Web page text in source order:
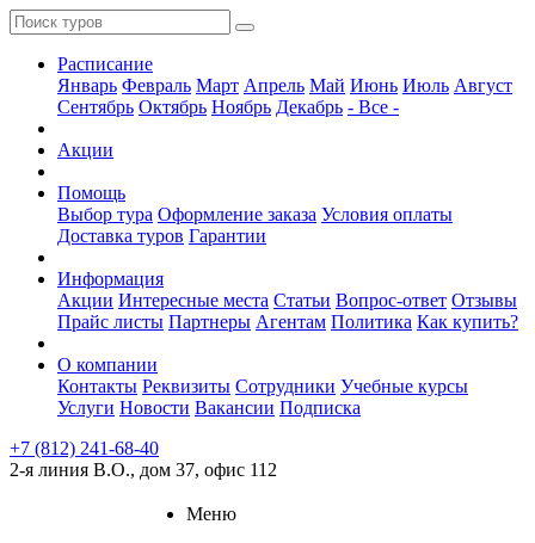
Расписание
Январь Февраль Март Апрель Май Июнь Июль Август
Сентябрь Октябрь Ноябрь Декабрь - Все -
Акции
Помощь
Выбор тура Оформление заказа Условия оплаты
Доставка туров Гарантии
Информация
Акции Интересные места Статьи Вопрос-ответ Отзывы
Прайс листы Партнеры Агентам Политика Как купить?
О компании
Контакты Реквизиты Сотрудники Учебные курсы
Услуги Новости Вакансии Подписка
+7 (812) 241-68-40
2-я линия В.О., дом 37, офис 112
Меню